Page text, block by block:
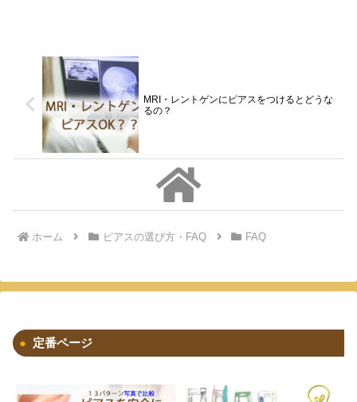
MRI・レントゲンにピアスをつけるとどうな
るの？
ホーム ピアスの選び方・FAQ FAQ
定番ページ